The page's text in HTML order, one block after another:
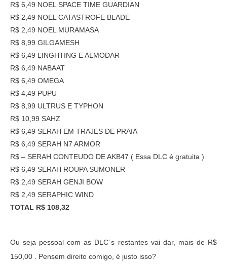
R$ 6,49 NOEL SPACE TIME GUARDIAN
R$ 2,49 NOEL CATASTROFE BLADE
R$ 2,49 NOEL MURAMASA
R$ 8,99 GILGAMESH
R$ 6,49 LINGHTING E ALMODAR
R$ 6,49 NABAAT
R$ 6,49 OMEGA
R$ 4,49 PUPU
R$ 8,99 ULTRUS E TYPHON
R$ 10,99 SAHZ
R$ 6,49 SERAH EM TRAJES DE PRAIA
R$ 6,49 SERAH N7 ARMOR
R$ – SERAH CONTEUDO DE AKB47 ( Essa DLC é gratuita )
R$ 6,49 SERAH ROUPA SUMONER
R$ 2,49 SERAH GENJI BOW
R$ 2,49 SERAPHIC WIND
TOTAL R$ 108,32
Ou seja pessoal com as DLC´s restantes vai dar, mais de R$
150,00 . Pensem direito comigo, é justo isso?